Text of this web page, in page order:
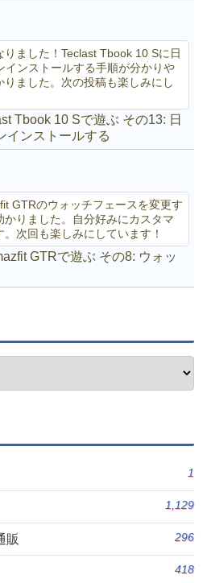
りました！Teclast Tbook 10 Sに日
インストールする手順が分かりや
ました。次の投稿も楽しみにし
Tbook 10 Sで遊ぶ その13: 日
インストールする
GTRのウォッチフェースを変更す
りました。自分好みにカスタマ
次回も楽しみにしています！
GTRで遊ぶ その8: ウォッ
1
1,129
販 296
418